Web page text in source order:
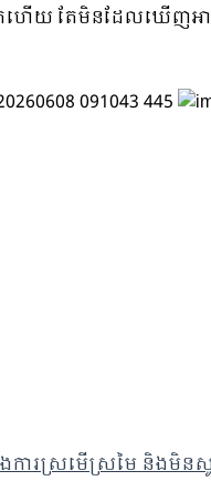
កហើយ តែមិនដែលឃើញ
ងការស្រមើស្រមៃ និងមិ